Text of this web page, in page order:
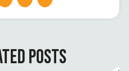
POSTS